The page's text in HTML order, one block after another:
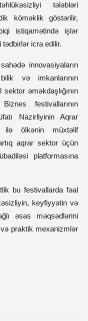
tələbləri
köməklik göstərilir,
istiqamətində işlər
tədbirlər icra edilir.
innovasiyaların
və imkanlarının
əməkdaşlığının
festivallarının
Nazirliyinin Aqrar
ilə ölkənin müxtəlif
aqrar sektor üçün
platformasına
bu festivallarda fəal
keyfiyyətin və
əsas məqsədlərini
praktik mexanizmlər